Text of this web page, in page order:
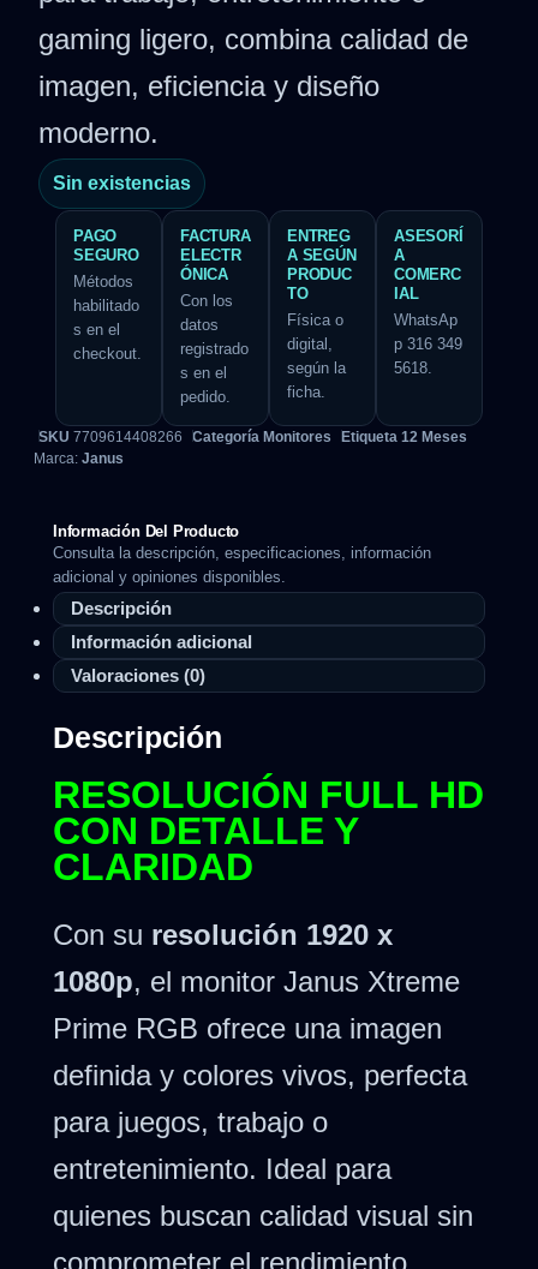
gaming ligero, combina calidad de
imagen, eficiencia y diseño
moderno.
Sin existencias
PAGO
SEGURO
Métodos
habilitado
s en el
checkout.
FACTURA
ELECTR
ÓNICA
Con los
datos
registrado
s en el
pedido.
ENTREG
A SEGÚN
PRODUC
TO
Física o
digital,
según la
ficha.
ASESORÍ
A
COMERC
IAL
WhatsAp
p 316 349
5618.
SKU 7709614408266 Categoría Monitores Etiqueta 12 Meses
Marca: Janus
Información Del Producto
Consulta la descripción, especificaciones, información
adicional y opiniones disponibles.
Descripción
Información adicional
Valoraciones (0)
Descripción
RESOLUCIÓN FULL HD
CON DETALLE Y
CLARIDAD
Con su resolución 1920 x
1080p, el monitor Janus Xtreme
Prime RGB ofrece una imagen
definida y colores vivos, perfecta
para juegos, trabajo o
entretenimiento. Ideal para
quienes buscan calidad visual sin
comprometer el rendimiento.